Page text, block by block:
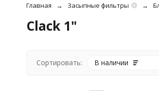
Главная Засыпные фильтры
Clack 1"
Сортировать: В наличии